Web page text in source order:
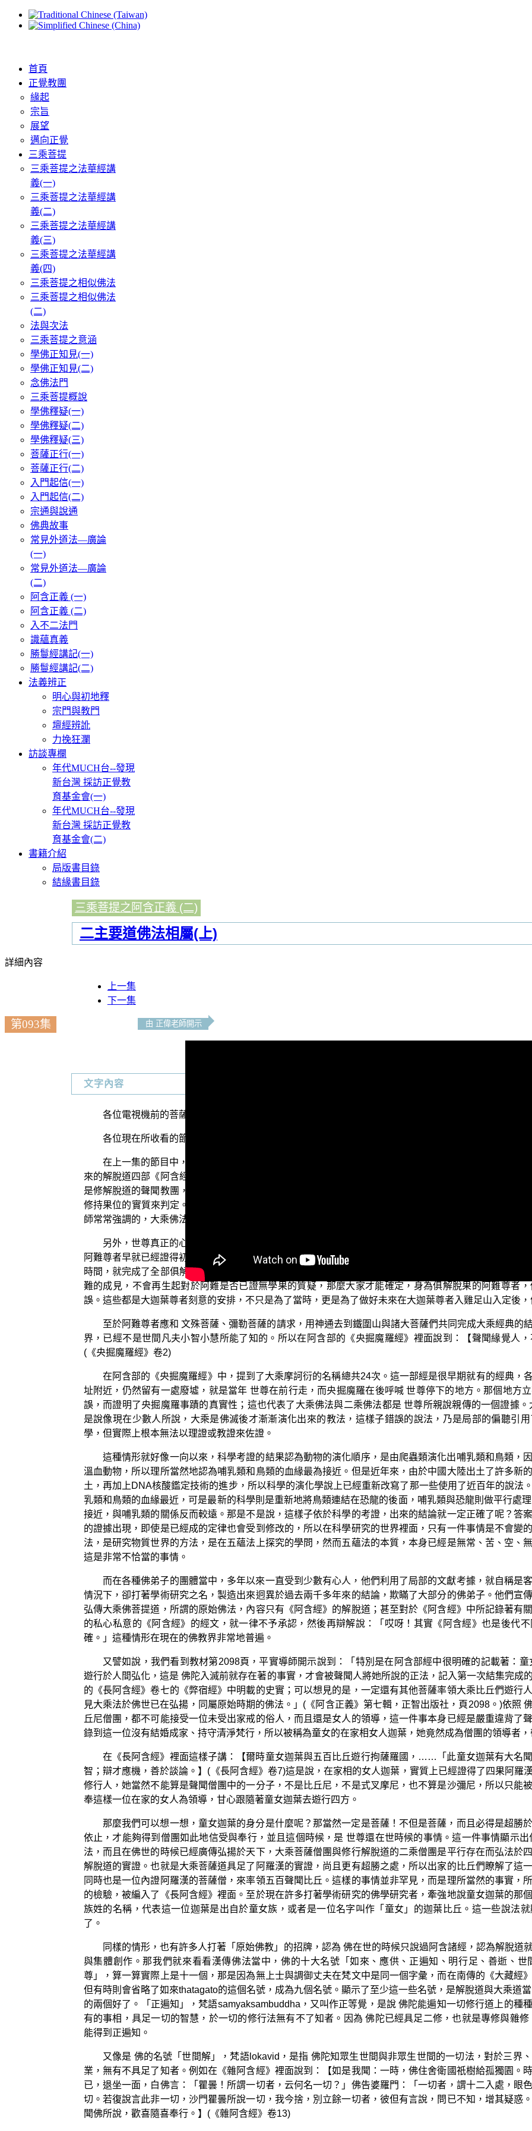
首頁
正覺教團
緣起
宗旨
展望
邁向正覺
三乘菩提
三乘菩提之法華經講
義(一)
三乘菩提之法華經講
義(二)
三乘菩提之法華經講
義(三)
三乘菩提之法華經講
義(四)
三乘菩提之相似佛法
三乘菩提之相似佛法
(二)
法與次法
三乘菩提之意涵
學佛正知見(一)
學佛正知見(二)
念佛法門
三乘菩提概說
學佛釋疑(一)
學佛釋疑(二)
學佛釋疑(三)
菩薩正行(一)
菩薩正行(二)
入門起信(一)
入門起信(二)
宗通與說通
佛典故事
常見外道法—廣論
(一)
常見外道法—廣論
(二)
阿含正義 (一)
阿含正義 (二)
入不二法門
識蘊真義
勝鬘經講記(一)
勝鬘經講記(二)
法義辨正
明心與初地釋
宗門與教門
壇經辨訛
力挽狂瀾
訪談專欄
年代MUCH台--發現
新台灣 採訪正覺教
育基金會(一)
年代MUCH台--發現
新台灣 採訪正覺教
育基金會(二)
書籍介紹
局版書目錄
結緣書目錄
三乘菩提之阿含正義 (二)
二主要道佛法相屬(上)
詳細內容
上一集
下一集
第093集 由 正偉老師開示
文字內容
各位電視機前的菩薩們：阿彌陀佛！
各位現在所收看的節目，是由佛教正覺同修會為各位準備的「三乘菩提之阿含正義」，也就是本會 平
在上一集的節目中，我們說到了 佛陀入滅之後，弟子們有兩次的結集，也就是七葉窟內與七葉窟外的
來的解脫道四部《阿含經》，至於七葉窟外的結集則主要就是佛菩提道，當時帶頭的是由富樓那尊者以及
是修解脫道的聲聞教團，以出家相的僧眾為主，而修持大乘佛菩提道的行者，則是出家相的菩薩與在家相
修持果位的實質來判定。所以像是 文殊菩薩他外現在家相，但一樣住於僧團之中，家財萬貫的 維摩詰居
師常常強調的，大乘佛法之中，應當以出家菩薩僧團與在家菩薩僧團並重的道理。
另外，世尊真正的心子，那些妙覺位、等覺位、地上的大菩薩們，也禮請了阿難尊者共同結集了大乘
阿難尊者早就已經證得初地了，常能隨從侍奉 世尊。因此在五百結集的前一個晚上，依著大迦葉尊者的交
時間，就完成了全部俱解脫果的實證，然後才能夠由門縫中鑽入七葉窟內。這是為了讓五百阿羅漢確認阿
難的成見，不會再生起對於阿難是否已證無學果的質疑，那麼大家才能確定，身為俱解脫果的阿難尊者
誤。這些都是大迦葉尊者刻意的安排，不只是為了當時，更是為了做好未來在大迦葉尊者入雞足山入定後
至於阿難尊者應和 文殊菩薩、彌勒菩薩的請求，用神通去到鐵圍山與諸大菩薩們共同完成大乘經典的
界，已經不是世間凡夫小智小慧所能了知的。所以在阿含部的《央掘魔羅經》裡面說到：【聲聞緣覺人
(《央掘魔羅經》卷2)
在阿含部的《央掘魔羅經》中，提到了大乘摩訶衍的名稱總共24次。這一部經是很早期就有的經典，
址附近，仍然留有一處廢墟，就是當年 世尊在前行走，而央掘魔羅在後呼喊 世尊停下的地方。那個地方
誤，而證明了央掘魔羅事蹟的真實性；這也代表了大乘佛法與二乘佛法都是 世尊所親說親傳的一個證據
是說像現在少數人所說，大乘是佛滅後才漸漸演化出來的教法，這樣子錯誤的說法，乃是局部的偏聽引
學，但實際上根本無法以理證或教證來佐證。
這種情形就好像一向以來，科學考證的結果認為動物的演化順序，是由爬蟲類演化出哺乳類和鳥類，
溫血動物，所以理所當然地認為哺乳類和鳥類的血緣最為接近。但是近年來，由於中國大陸出土了許多新
土，再加上DNA核酸鑑定技術的進步，所以科學的演化學說上已經重新改寫了那一些使用了近百年的說法
乳類和鳥類的血緣最近，可是最新的科學則是重新地將鳥類連結在恐龍的後面，哺乳類與恐龍則做平行處
接近，與哺乳類的關係反而較遠。那是不是說，這樣子依於科學的考證，出來的結論就一定正確了呢？答
的證據出現，即使是已經成的定律也會受到修改的，所以在科學研究的世界裡面，只有一件事情是不會變
法，是研究物質世界的方法，是在五蘊法上探究的學問，然而五蘊法的本質，本身已經是無常、苦、空、
這是非常不恰當的事情。
而在各種佛弟子的團體當中，多年以來一直受到少數有心人，他們利用了局部的文獻考據，就自稱是
情況下，卻打著學術研究之名，製造出來迥異於過去兩千多年來的結論，欺瞞了大部分的佛弟子。他們宣
弘傳大乘佛菩提道，所謂的原始佛法，內容只有《阿含經》的解脫道；甚至對於《阿含經》中所記錄著有
的私心私意的《阿含經》的經文，就一律不予承認，然後再辯解說：「哎呀！其實《阿含經》也是後代
確。」這種情形在現在的佛教界非常地普遍。
又譬如說，我們看到教材第2098頁，平實導師開示說到：「特別是在阿含部經中很明確的記載著：
遊行於人間弘化，這是 佛陀入滅前就存在著的事實，才會被聲聞人將她所說的正法，記入第一次結集完成
的《長阿含經》卷七的《弊宿經》中明載的史實；可以想見的是，一定還有其他菩薩率領大乘比丘們遊行
見大乘法於佛世已在弘揚，同屬原始時期的佛法。」(《阿含正義》第七輯，正智出版社，頁2098。)依照
丘尼僧團，都不可能接受一位未受出家戒的俗人，而且還是女人的領導，這一件事本身已經是嚴重違背了
錄到這一位沒有結婚成家、持守清淨梵行，所以被稱為童女的在家相女人迦葉，她竟然成為僧團的領導者，
在《長阿含經》裡面這樣子講：【爾時童女迦葉與五百比丘遊行拘薩羅國，……「此童女迦葉有大名
智；辯才應機，善於談論。】(《長阿含經》卷7)這是說，在家相的女人迦葉，實質上已經證得了四果阿羅
修行人，她當然不能算是聲聞僧團中的一分子，不是比丘尼，不是式叉摩尼，也不算是沙彌尼，所以只能
奉這樣一位在家的女人為領導，甘心跟隨著童女迦葉去遊行四方。
那麼我們可以想一想，童女迦葉的身分是什麼呢？那當然一定是菩薩！不但是菩薩，而且必得是超勝
依止，才能夠得到僧團如此地信受與奉行，並且這個時候，是 世尊還在世時候的事情。這一件事情顯示
法，而且在佛世的時候已經廣傳弘揚於天下，大乘菩薩僧團與修行解脫道的二乘僧團是平行存在而弘法於
解脫道的實證。也就是大乘菩薩道具足了阿羅漢的實證，尚且更有超勝之處，所以出家的比丘們瞭解了這
同時也是一位內證阿羅漢的菩薩僧，來率領五百聲聞比丘。這樣的事情並非罕見，而是理所當然的事實，
的檢驗，被編入了《長阿含經》裡面。至於現在許多打著學術研究的佛學研究者，牽強地說童女迦葉的那
族姓的名稱，代表這一位迦葉是出自於童女族，或者是一位名字叫作「童女」的迦葉比丘。這一些說法
了。
同樣的情形，也有許多人打著「原始佛教」的招牌，認為 佛在世的時候只說過阿含諸經，認為解脫道
與集體創作。那我們就來看看漢傳佛法當中，佛的十大名號「如來、應供、正遍知、明行足、善逝、
尊」，算一算實際上是十一個，那是因為無上士與調御丈夫在梵文中是同一個字彙，而在南傳的《大藏經
但有時則會省略了如來thatagato的這個名號，成為九個名號。顯示了至少這一些名號，是解脫道與大乘道
的兩個好了。「正遍知」，梵語samyaksambuddha，又叫作正等覺，是說 佛陀能遍知一切修行道上的種
有的事相，具足一切的智慧，於一切的修行法無有不了知者。因為 佛陀已經具足二修，也就是專修與雜
能得到正遍知。
又像是 佛的名號「世間解」，梵語lokavid，是指 佛陀知眾生世間與非眾生世間的一切法，對於三界
業，無有不具足了知者。例如在《雜阿含經》裡面說到：【如是我聞：一時，佛住舍衛國祇樹給孤獨園。
已，退坐一面，白佛言：「瞿曇！所謂一切者，云何名一切？」佛告婆羅門：「一切者，謂十二入處，眼
切。若復說言此非一切，沙門瞿曇所說一切，我今捨，別立餘一切者，彼但有言說，問已不知，增其疑惑
聞佛所說，歡喜隨喜奉行。】(《雜阿含經》卷13)